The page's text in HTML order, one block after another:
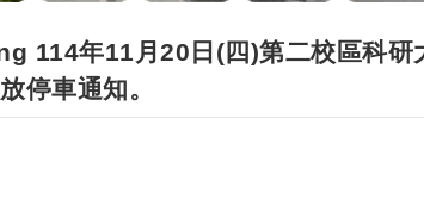
114年11月20日(四)第二校區科研
停車通知。